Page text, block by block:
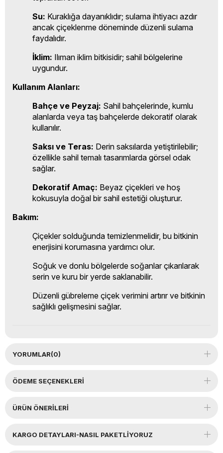
Su: Kuraklığa dayanıklıdır; sulama ihtiyacı azdır
ancak çiçeklenme döneminde düzenli sulama
faydalıdır.
İklim: Ilıman iklim bitkisidir; sahil bölgelerine
uygundur.
Kullanım Alanları:
Bahçe ve Peyzaj: Sahil bahçelerinde, kumlu
alanlarda veya taş bahçelerde dekoratif olarak
kullanılır.
Saksı ve Teras: Derin saksılarda yetiştirilebilir;
özellikle sahil temalı tasarımlarda görsel odak
sağlar.
Dekoratif Amaç: Beyaz çiçekleri ve hoş
kokusuyla doğal bir sahil estetiği oluşturur.
Bakım:
Çiçekler solduğunda temizlenmelidir, bu bitkinin
enerjisini korumasına yardımcı olur.
Soğuk ve donlu bölgelerde soğanlar çıkarılarak
serin ve kuru bir yerde saklanabilir.
Düzenli gübreleme çiçek verimini artırır ve bitkinin
sağlıklı gelişmesini sağlar.
YORUMLAR(0)
ÖDEME SEÇENEKLERI
ÜRÜN ÖNERILERI
KARGO DETAYLARI-NASIL PAKETLİYORUZ